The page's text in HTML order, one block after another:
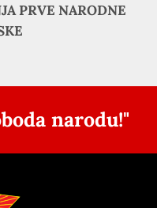
PRVE NARODNE
narodu!"